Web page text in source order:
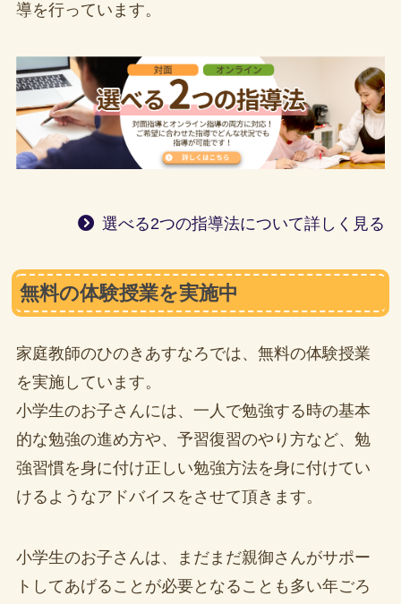
導を行っています。
選べる2つの指導法について詳しく見る
無料の体験授業を実施中
家庭教師のひのきあすなろでは、無料の体験授業
を実施しています。
小学生のお子さんには、一人で勉強する時の基本
的な勉強の進め方や、予習復習のやり方など、勉
強習慣を身に付け正しい勉強方法を身に付けてい
けるようなアドバイスをさせて頂きます。
小学生のお子さんは、まだまだ親御さんがサポー
トしてあげることが必要となることも多い年ごろ